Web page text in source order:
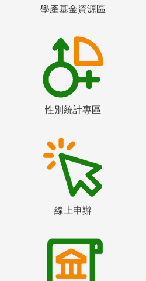
學產基金資源區
性別統計專區
線上申辦